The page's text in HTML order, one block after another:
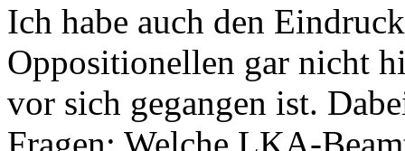
Ich habe auch den
Oppositionellen gar nicht
vor sich gegangen ist.
Fragen: Welche LKA-